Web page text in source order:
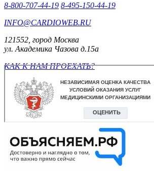
8-800-707-44-19 8-495-150-44-19
INFO@CARDIOWEB.RU
121552, город Москва
ул. Академика Чазова д.15а
КАК К НАМ ПРОЕХАТЬ?